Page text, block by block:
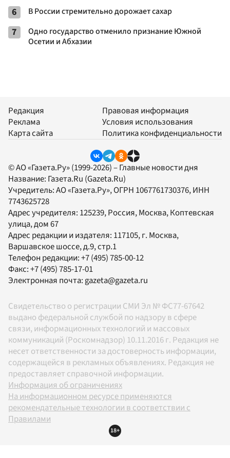
6 В России стремительно дорожает сахар
7
Одно государство отменило признание Южной
Осетии и Абхазии
Редакция
Реклама
Карта сайта
Правовая информация
Условия использования
Политика конфиденциальности
© АО «Газета.Ру» (1999-2026) – Главные новости дня
Название: Газета.Ru (Gazeta.Ru)
Учредитель:АО «Газета.Ру», ОГРН 1067761730376, ИНН
7743625728
Адрес учредителя: 125239, Россия, Москва, Коптевская
улица, дом 67
Адрес редакции и издателя: 117105, г. Москва,
Варшавское шоссе, д.9, стр.1
Телефон редакции:+7 (495) 785-00-12
Факс:+7 (495) 785-17-01
Электронная почта: gazeta@gazeta.ru
Свидетельство о регистрации СМИ Эл № ФС77-67642
выдано федеральной службой по надзору в сфере
связи, информационных технологий и массовых
коммуникаций (Роскомнадзор) 10.11.2016 г. Редакция не
несет ответственности за достоверность информации,
содержащейся в рекламных объявлениях. Редакция не
предоставляет справочной информации.
Информация об ограничениях
На информационном ресурсе применяются
рекомендательные технологии в соответствии с
Правилами
18+